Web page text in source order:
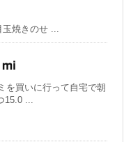
焼きのせ ...
mi
を買いに行って自宅で朝
...